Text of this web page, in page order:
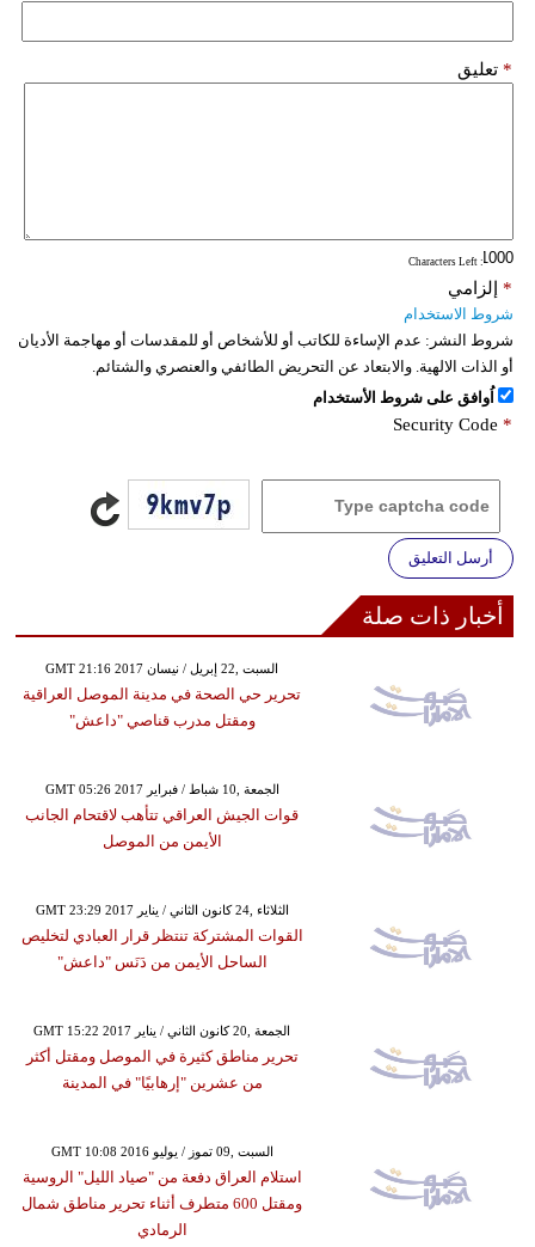
تعليق *
: Characters Left
إلزامي *
شروط الاستخدام
شروط النشر: عدم الإساءة للكاتب أو للأشخاص أو للمقدسات أو مهاجمة الأديان
أو الذات الالهية. والابتعاد عن التحريض الطائفي والعنصري والشتائم.
اُوافق على شروط الأستخدام
Security Code *
أرسل التعليق
أخبار ذات صلة
GMT 21:16 2017 السبت ,22 إبريل / نيسان
تحرير حي الصحة في مدينة الموصل العراقية
ومقتل مدرب قناصي "داعش"
GMT 05:26 2017 الجمعة ,10 شباط / فبراير
قوات الجيش العراقي تتأهب لاقتحام الجانب
الأيمن من الموصل
GMT 23:29 2017 الثلاثاء ,24 كانون الثاني / يناير
القوات المشتركة تنتظر قرار العبادي لتخليص
الساحل الأيمن من دَنَس "داعش"
GMT 15:22 2017 الجمعة ,20 كانون الثاني / يناير
تحرير مناطق كثيرة في الموصل ومقتل أكثر
من عشرين "إرهابيًا" في المدينة
GMT 10:08 2016 السبت ,09 تموز / يوليو
استلام العراق دفعة من "صياد الليل" الروسية
ومقتل 600 متطرف أثناء تحرير مناطق شمال
الرمادي